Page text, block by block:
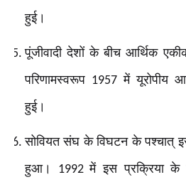
हुई।
पूंजीवादी देशों के बीच आर्थिक
परिणामस्वरूप 1957में यूरोपीय
हुई।
सोवियत संघ के विघटन के पश्चात्
हुआ। 1992में इस प्रक्रिया